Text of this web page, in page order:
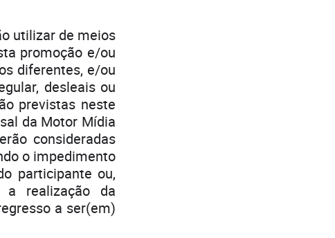
utilizar de meios
promoção e/ou
diferentes, e/ou
desleais ou
previstas neste
da Motor Mídia
consideradas
o impedimento
participante ou,
a realização da
a ser(em)